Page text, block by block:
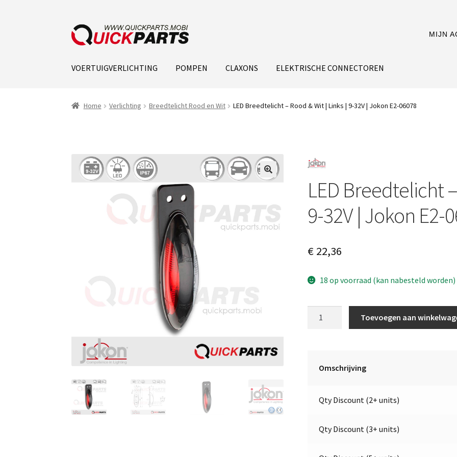
MIJN
VOERTUIGVERLICHTING POMPEN CLAXONS ELEKTRISCHE CONNECTOREN
Home Verlichting Breedtelicht Rood en Wit LED Breedtelicht – Rood & Wit | Links | 9-32V | Jokon E2-06078
LED Breedtelicht
9-32V | Jokon E2-
€22,36
18 op voorraad (kan nabesteld worden)
Links
Toevoegen aan
Omschrijving
Qty Discount (2+ units)
Qty Discount (3+ units)